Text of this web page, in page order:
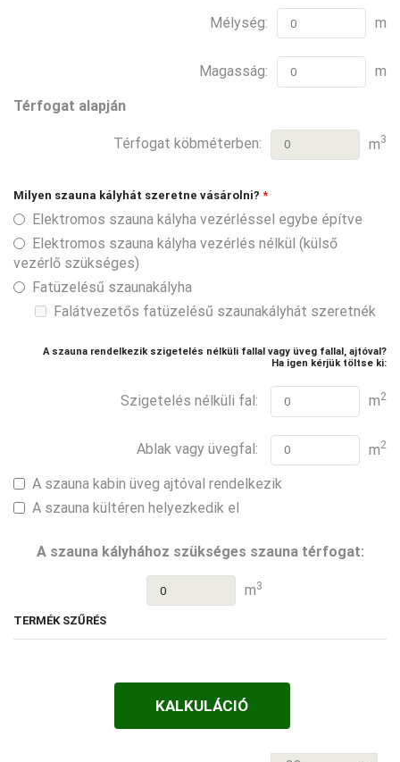
Mélység: m
Magasság: m
Térfogat alapján
Térfogat köbméterben: m3
Milyen szauna kályhát szeretne vásárolni? *
Elektromos szauna kályha vezérléssel egybe építve
Elektromos szauna kályha vezérlés nélkül (külső
vezérlő szükséges)
Fatüzelésű szaunakályha
Falátvezetős fatüzelésű szaunakályhát szeretnék
A szauna rendelkezik szigetelés nélküli fallal vagy üveg fallal, ajtóval?
Ha igen kérjük töltse ki:
Szigetelés nélküli fal: m2
Ablak vagy üvegfal: m2
A szauna kabin üveg ajtóval rendelkezik
A szauna kültéren helyezkedik el
A szauna kályhához szükséges szauna térfogat:
m3
TERMÉK SZŰRÉS
VEZÉRLÉS NÉLKÜL
KALKULÁCIÓ
termék